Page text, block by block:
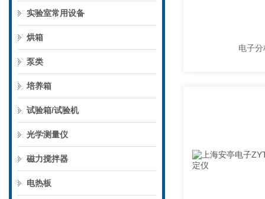
实验室常用设备
烘箱
泵类
培养箱
试验箱/试验机
光学测量仪
磁力搅拌器
电热板
电子